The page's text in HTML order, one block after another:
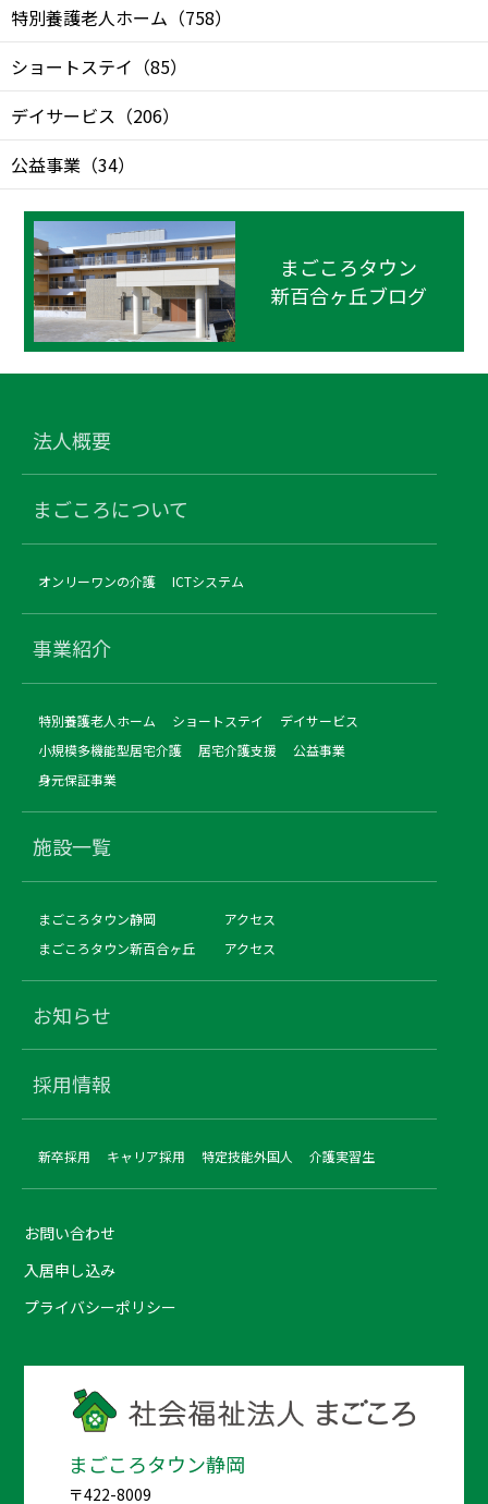
特別養護老人ホーム （758）
ショートステイ （85）
デイサービス （206）
公益事業 （34）
まごころタウン
新百合ヶ丘ブログ
法人概要
まごころについて
オンリーワンの介護 ICTシステム
事業紹介
特別養護老人ホーム ショートステイ
デイサービス
小規模多機能型居宅介護
居宅介護支援
公益事業
身元保証事業
施設一覧
まごころタウン静岡
アクセス
まごころタウン新百合ヶ丘
アクセス
お知らせ
採用情報
新卒採用 キャリア採用 特定技能外国人 介護実習生
お問い合わせ
入居申し込み
プライバシーポリシー
まごころタウン静岡
〒422-8009